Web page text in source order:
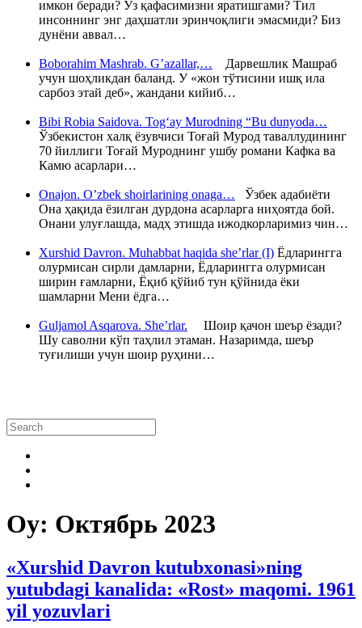
имкон беради? Ўз қафасимизни яратишгами? Тил
инсоннинг энг даҳшатли эринчоқлиги эмасмиди? Биз
дунёни аввал…
Boborahim Mashrab. G’azallar,… Дарвешлик Машраб
учун шоҳликдан баланд. У «жон тўтисини ишқ ила
сарбоз этай деб», жандани кийиб…
Bibi Robia Saidova. Tog‘ay Murodning “Bu dunyoda…
Ўзбекистон халқ ёзувчиси Тоғай Мурод таваллудининг
70 йиллиги Тоғай Муроднинг ушбу романи Кафка ва
Камю асарлари…
Onajon. O’zbek shoirlarining onaga… Ўзбек адабиёти
Она ҳақида ёзилган дурдона асарларга ниҳоятда бой.
Онани улуғлашда, мадҳ этишда ижодкорларимиз чин…
Xurshid Davron. Muhabbat haqida she’rlar (I) Ёдларингга
олурмисан сирли дамларни, Ёдларингга олурмисан
ширин ғамларни, Ёқиб қўйиб тун қўйнида ёки
шамларни Мени ёдга…
Guljamol Asqarova. She’rlar. Шоир қачон шеър ёзади?
Шу саволни кўп таҳлил этаман. Назаримда, шеър
туғилиши учун шоир руҳини…
Oy: Октябрь 2023
«Xurshid Davron kutubxonasi»ning
yutubdagi kanalida: «Rost» maqomi. 1961
yil yozuvlari